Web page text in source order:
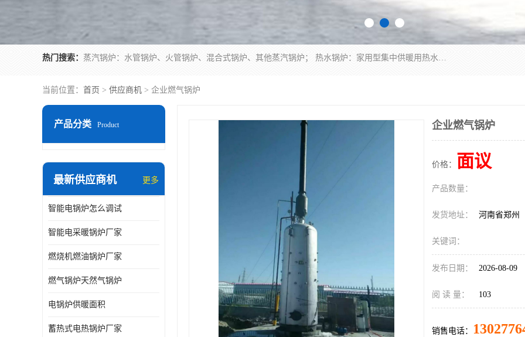
热门搜索： 蒸汽锅炉：水管锅炉、火管锅炉、混合式锅炉、其他蒸汽锅炉； 热水锅炉：家用型集中供暖用热水锅炉、其他热水锅炉； 有机热载体锅炉； 船用蒸汽锅炉； （锅炉用辅助设备及装置）蒸汽冷凝器：表面冷凝器、混合式冷凝器、空冷式冷凝器、其他蒸汽冷凝器； 锅炉用辅助设备：节热器、蒸汽收集器、蓄能器、烟垢清除器、气体回收器、泥渣刮除器、空气预热器、其他锅炉用辅助设备；
当前位置： 首页 > 供应商机 > 企业燃气锅炉
产品分类 Product
最新供应商机 更多
智能电锅炉怎么调试
智能电采暖锅炉厂家
燃烧机燃油锅炉厂家
燃气锅炉天然气锅炉
电锅炉供暖面积
蓄热式电热锅炉厂家
企业燃气锅炉
价格： 面议
产品数量：
发货地址： 河南省郑州
关键词：
发布日期： 2026-08-09
阅 读 量： 103
销售电话：